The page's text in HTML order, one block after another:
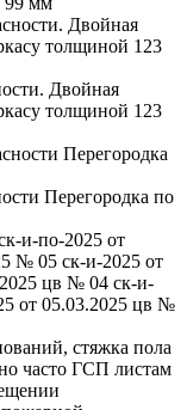
Двойная
толщиной 123
Перегородка по
и-по-2025 от
№ 05 ск-и-2025 от
№ 04 ск-и-
№
стяжка пола
часто ГСП листам